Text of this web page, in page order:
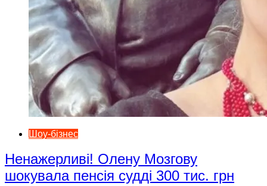
Шоу-бізнес
Ненажерливі! Олену Мозгову
шокувала пенсія судді 300 тис. грн